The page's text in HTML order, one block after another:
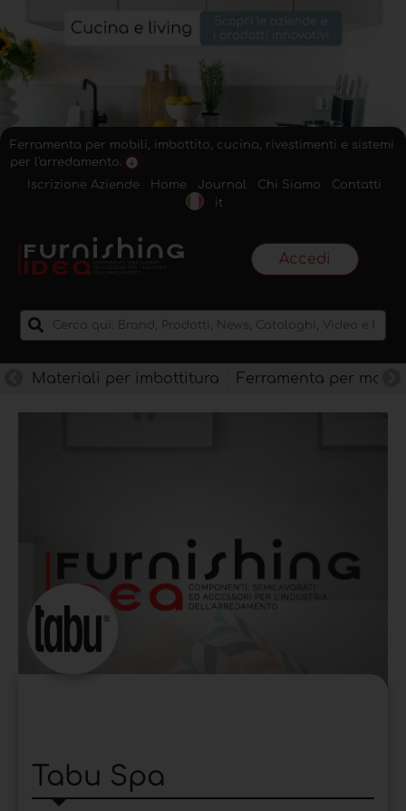
Ferramenta per mobili, imbottito, cucina, rivestimenti e sistemi
per l'arredamento.
Iscrizione Aziende
Home Journal Chi Siamo
Contatti
it
Accedi
Materiali per imbottitura Ferramenta per mobili
Tabu Spa